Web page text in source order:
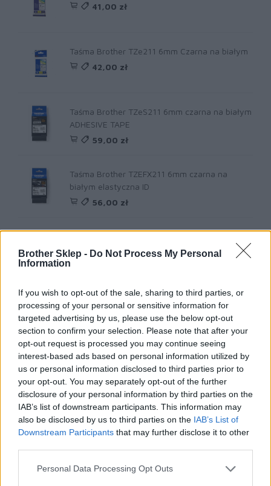
Brother Sklep - Do Not Process My Personal
Information
If you wish to opt-out of the sale, sharing to third parties, or
processing of your personal or sensitive information for
targeted advertising by us, please use the below opt-out
section to confirm your selection. Please note that after your
opt-out request is processed you may continue seeing
interest-based ads based on personal information utilized by
us or personal information disclosed to third parties prior to
your opt-out. You may separately opt-out of the further
disclosure of your personal information by third parties on the
IAB’s list of downstream participants. This information may
also be disclosed by us to third parties on the IAB’s List of
Downstream Participants that may further disclose it to other
Personal Data Processing Opt Outs
41,00 zł
Taśma Brother TZe211 6mm Czarna na białym
42,00 zł
Taśma Brother TZeS211 6mm czarna na białym
ADHESIVE TAPE
59,00 zł
Taśma Brother TZEFX211 6mm czarna na
białym elastyczna ID
56,00 zł
47,00 zł
Taśma Brother TZEFX611 6mm czarna na
żółtym elastyczna ID
53,00 zł
Taśma Brother TZE325 9mm biała na czarnym
64,00 zł
Taśma Brother TZeS221 9mm czarna na białym
ADHESIVE TAPE
65,00 zł